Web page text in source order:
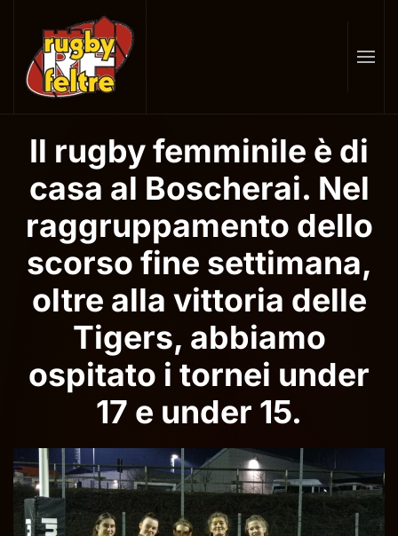
Skip
to
main
Il rugby femminile è di
casa al Boscherai. Nel
raggruppamento dello
scorso fine settimana,
oltre alla vittoria delle
Tigers, abbiamo
ospitato i tornei under
17 e under 15.